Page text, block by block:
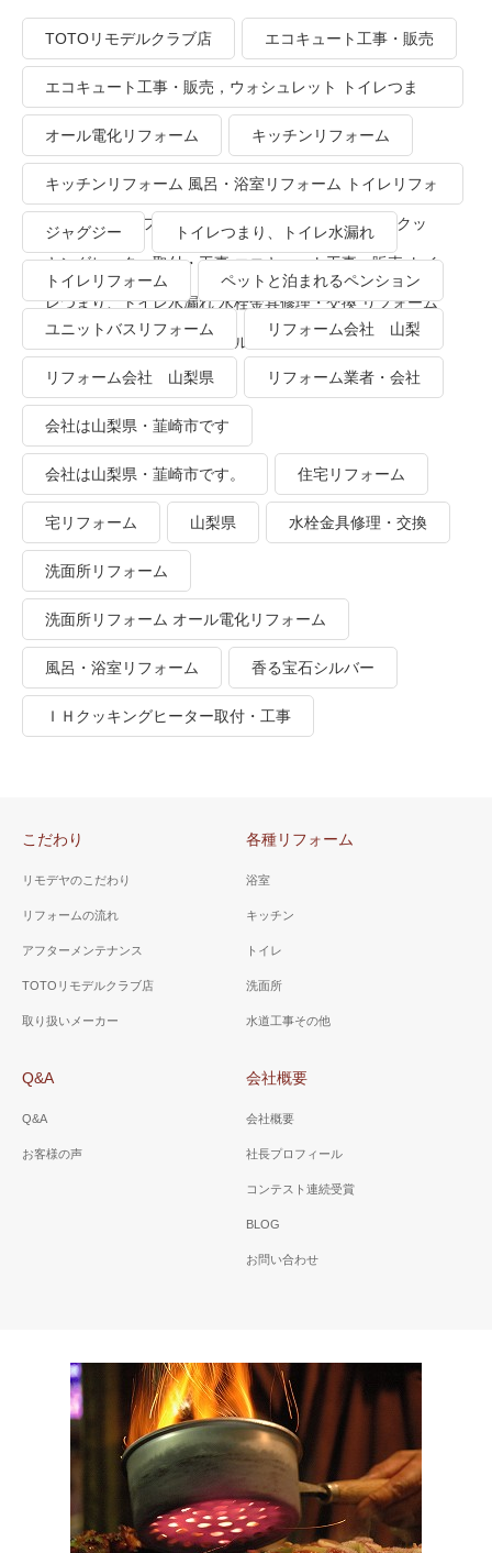
TOTOリモデルクラブ店 エコキュート工事・販売
エコキュート工事・販売，ウォシュレット トイレつま
り、トイレ水漏れ
オール電化リフォーム キッチンリフォーム
キッチンリフォーム 風呂・浴室リフォーム トイレリフォ
ーム 洗面所リフォーム オール電化リフォーム ＩＨクッ
キングヒーター取付・工事 エコキュート工事・販売 トイ
レつまり、トイレ水漏れ 水栓金具修理・交換 リフォーム
業者・会社 ＴＯＴＯリモデルクラブ
ジャグジー トイレつまり、トイレ水漏れ
トイレリフォーム ペットと泊まれるペンション
ユニットバスリフォーム リフォーム会社 山梨
リフォーム会社 山梨県 リフォーム業者・会社
会社は山梨県・韮崎市です
会社は山梨県・韮崎市です。 住宅リフォーム
宅リフォーム 山梨県 水栓金具修理・交換
洗面所リフォーム
洗面所リフォーム オール電化リフォーム
風呂・浴室リフォーム 香る宝石シルバー
ＩＨクッキングヒーター取付・工事
こだわり
リモデヤのこだわり
リフォームの流れ
アフターメンテナンス
TOTOリモデルクラブ店
取り扱いメーカー
各種リフォーム
浴室
キッチン
トイレ
洗面所
水道工事その他
Q&A
Q&A
お客様の声
会社概要
会社概要
社長プロフィール
コンテスト連続受賞
BLOG
お問い合わせ